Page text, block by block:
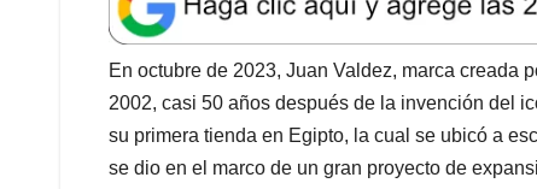
t
s
A
p
p
e
b
o
o
k
k
e
d
I
n
l
e
a
d
s
En octubre de 2023, Juan Valdez, marca creada
2002, casi 50 años después de la invención del
su primera tienda en Egipto, la cual se ubicó a
se dio en el marco de un gran proyecto de